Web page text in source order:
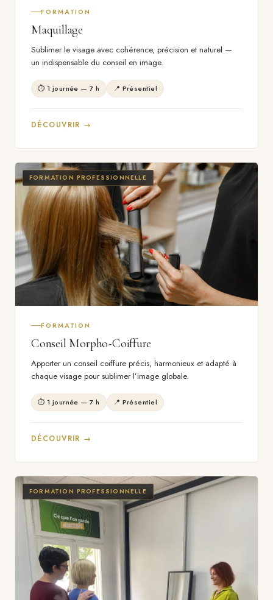
FORMATION
Maquillage
Sublimer le visage avec cohérence, précision et naturel —
un indispensable du conseil en image.
⏱ 1 journée — 7 h 📍 Présentiel
DÉCOUVRIR →
FORMATION PROFESSIONNELLE
FORMATION
Conseil Morpho-Coiffure
Apporter un conseil coiffure précis, harmonieux et adapté à
chaque visage pour sublimer l’image globale.
⏱ 1 journée — 7 h 📍 Présentiel
DÉCOUVRIR →
FORMATION PROFESSIONNELLE